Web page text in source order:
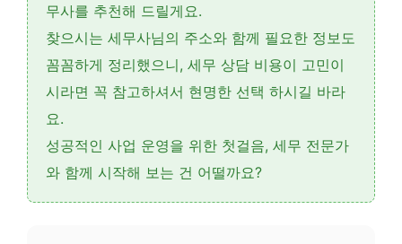
무사를 추천해 드릴게요.
찾으시는 세무사님의 주소와 함께 필요한 정보 도
꼼꼼하게 정리했으니, 세무 상담 비용이 고민이
시라면 꼭 참고하셔서 현명한 선택 하시길 바라
요.
성공적인 사업 운영을 위한 첫걸음, 세무 전문가
와 함께 시작해 보는 건 어떨까요?